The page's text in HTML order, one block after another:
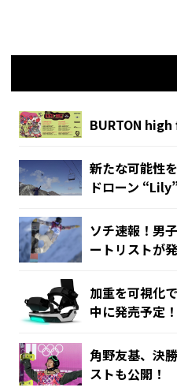
BURTON
新たな可能性
ドローン
ソチ速報！男
ートリストが
加重を可視化
中に発売予定！
角野友基、決
ストも公開！